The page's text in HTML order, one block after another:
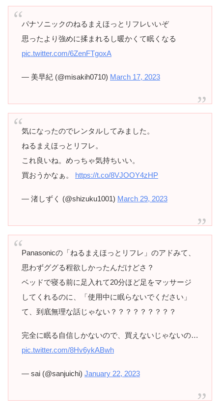
パナソニックのねるまえほっとリフレいいぞ
思ったより強めに揉まれるし暖かくて眠くなる
pic.twitter.com/6ZenFTgoxA
— 美早紀 (@misakih0710) March 17, 2023
気になったのでレンタルしてみました。
ねるまえほっとリフレ。
これ良いね。めっちゃ気持ちいい。
買おうかなぁ。 https://t.co/8VJOOY4zHP
— 渚しずく (@shizuku1001) March 29, 2023
Panasonicの「ねるまえほっとリフレ」のアドみて、
思わずググる程欲しかったんだけどさ？
ベッドで寝る前に足入れて20分ほど足をマッサージ
してくれるのに、「使用中に眠らないでください」
て、到底無理な話じゃない？？？？？？？？？
完全に眠る自信しかないので、買えないじゃないの…
pic.twitter.com/8Hv6ykABwh
— sai (@sanjuichi) January 22, 2023